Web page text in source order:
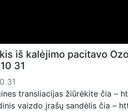
iš kalėjimo pacitavo
31
31
transliacijas žiūrėkite čia –
vaizdo įrašų sandėlis čia –